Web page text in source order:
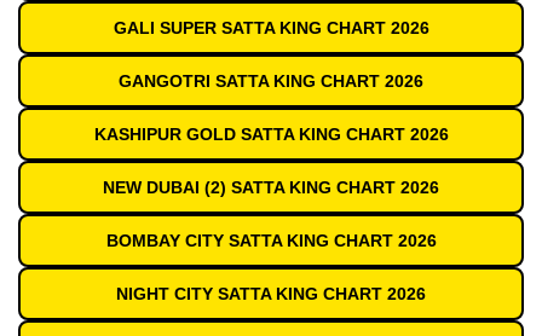
GALI SUPER SATTA KING CHART 2026
GANGOTRI SATTA KING CHART 2026
KASHIPUR GOLD SATTA KING CHART 2026
NEW DUBAI (2) SATTA KING CHART 2026
BOMBAY CITY SATTA KING CHART 2026
NIGHT CITY SATTA KING CHART 2026